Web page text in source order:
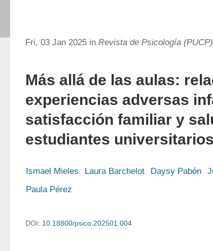
Fri, 03 Jan 2025 in Revista de Psicología (PUCP)
Más allá de las aulas:
experiencias adversas
satisfacción familiar y
estudiantes universitarios
Ismael Mieles Laura Barchelot Daysy Pabón
Paula Pérez
DOI: 10.18800/psico.202501.004